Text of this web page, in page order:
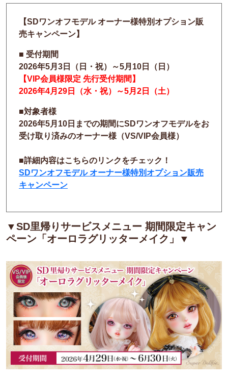
【SDワンオフモデル オーナー様特別オプション販
売キャンペーン】
■ 受付期間
2026年5月3日（日・祝）～5月10日（日）
【VIP会員様限定 先行受付期間】
2026年4月29日（水・祝）～5月2日（土）
■対象者様
2026年5月10日までの期間にSDワンオフモデルをお
受け取り済みのオーナー様（VS/VIP会員様）
■詳細内容はこちらのリンクをチェック！
SDワンオフモデル オーナー様特別オプション販売
キャンペーン
▼SD里帰りサービスメニュー 期間限定キャン
ペーン 「オーロラグリッターメイク」▼